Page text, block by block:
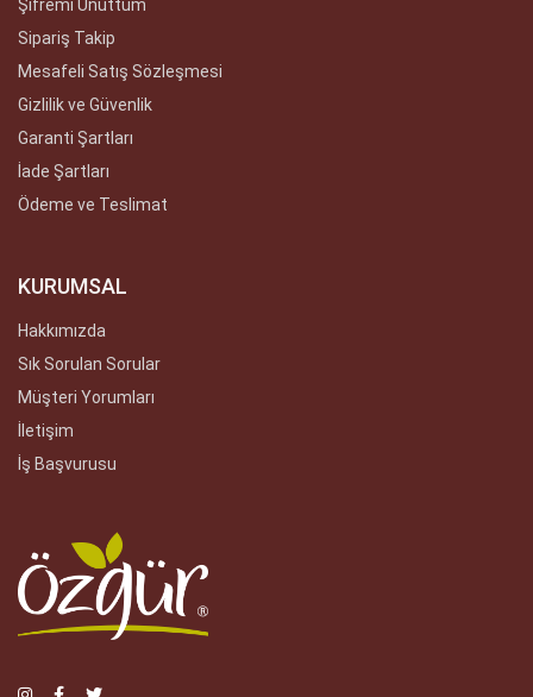
Şifremi Unuttum
Sipariş Takip
Mesafeli Satış Sözleşmesi
Gizlilik ve Güvenlik
Garanti Şartları
İade Şartları
Ödeme ve Teslimat
KURUMSAL
Hakkımızda
Sık Sorulan Sorular
Müşteri Yorumları
İletişim
İş Başvurusu